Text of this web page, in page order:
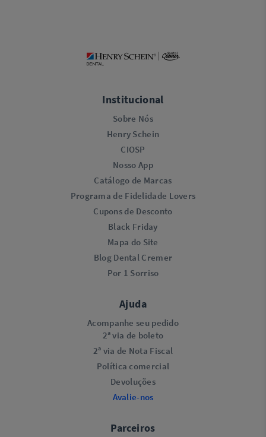
Institucional
Sobre Nós
Henry Schein
CIOSP
Nosso App
Catálogo de Marcas
Programa de Fidelidade Lovers​
Cupons de Desconto
Black Friday
Mapa do Site
Blog Dental Cremer
Por 1 Sorriso
Ajuda
Acompanhe seu pedido
2ª via de boleto
2ª via de Nota Fiscal
Política comercial
Devoluções
Avalie-nos
Parceiros